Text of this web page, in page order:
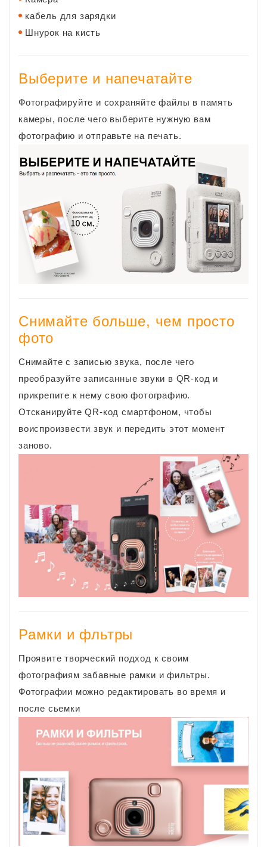
кабель для зарядки
Шнурок на кисть
Выберите и напечатайте
Фотографируйте и сохраняйте файлы в память
камеры, после чего выберите нужную вам
фотографию и отправьте на печать.
Снимайте больше, чем просто
фото
Снимайте с записью звука, после чего
преобразуйте записанные звуки в QR-код и
прикрепите к нему свою фотографию.
Отсканируйте QR-код смартфоном, чтобы
воиспроизвести звук и передить этот момент
заново.
Рамки и фльтры
Проявите творческий подход к своим
фотографиям забавные рамки и фильтры.
Фотографии можно редактировать во время и
после сьемки